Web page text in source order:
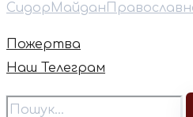
Сидор Майдан
Пожертва
Наш Телеграм